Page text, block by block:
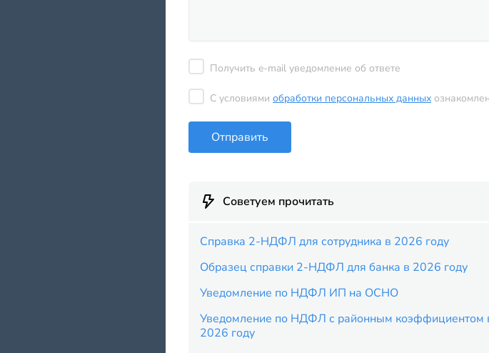
Получить e-mail уведомление об ответе
С условиями обработки персональных данных ознакомлен
Отправить
Советуем прочитать
Справка 2-НДФЛ для сотрудника в 2026 году
Образец справки 2-НДФЛ для банка в 2026 году
Уведомление по НДФЛ ИП на ОСНО
Уведомление по НДФЛ с районным коэффициентом
2026 году